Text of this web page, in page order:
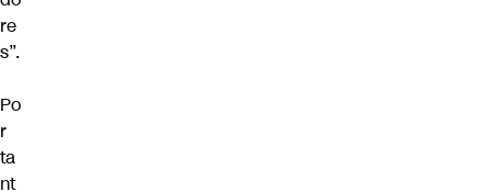
re
s”.
Po
r
ta
nt